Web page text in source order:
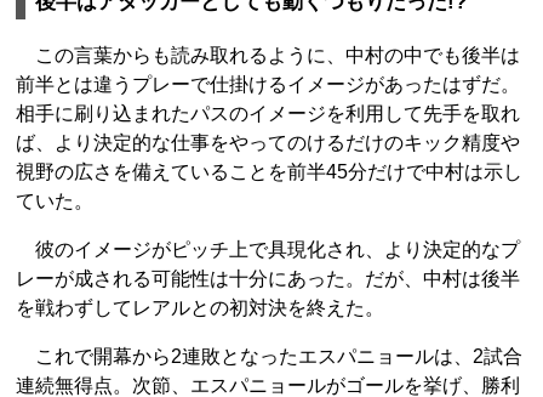
この言葉からも読み取れるように、中村の中でも後半は
前半とは違うプレーで仕掛けるイメージがあったはずだ。
相手に刷り込まれたパスのイメージを利用して先手を取れ
ば、より決定的な仕事をやってのけるだけのキック精度や
視野の広さを備えていることを前半45分だけで中村は示し
ていた。
彼のイメージがピッチ上で具現化され、より決定的なプ
レーが成される可能性は十分にあった。だが、中村は後半
を戦わずしてレアルとの初対決を終えた。
これで開幕から2連敗となったエスパニョールは、2試合
連続無得点。次節、エスパニョールがゴールを挙げ、勝利